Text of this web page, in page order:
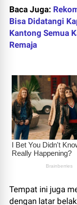
Baca Juga:
Bisa Didatangi
Kantong Semua
Remaja
Tempat ini juga
dengan latar